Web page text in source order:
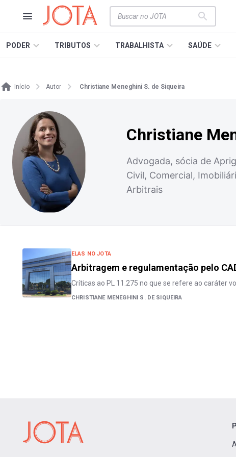
PODER TRIBUTOS TRABALHISTA SAÚDE
Início Autor Christiane Meneghini S. de Siqueira
Christiane
Advogada, sócia de
Civil, Comercial,
Arbitrais
ELAS NO JOTA
Arbitragem e regulamentação pelo
Críticas ao PL 11.275 no que se refere ao caráter
CHRISTIANE MENEGHINI S. DE SIQUEIRA